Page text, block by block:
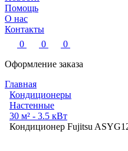
Помощь
О нас
Контакты
0
0
0
Оформление заказа
Главная
Кондиционеры
Настенные
30 м² - 3.5 кВт
Кондиционер Fujitsu